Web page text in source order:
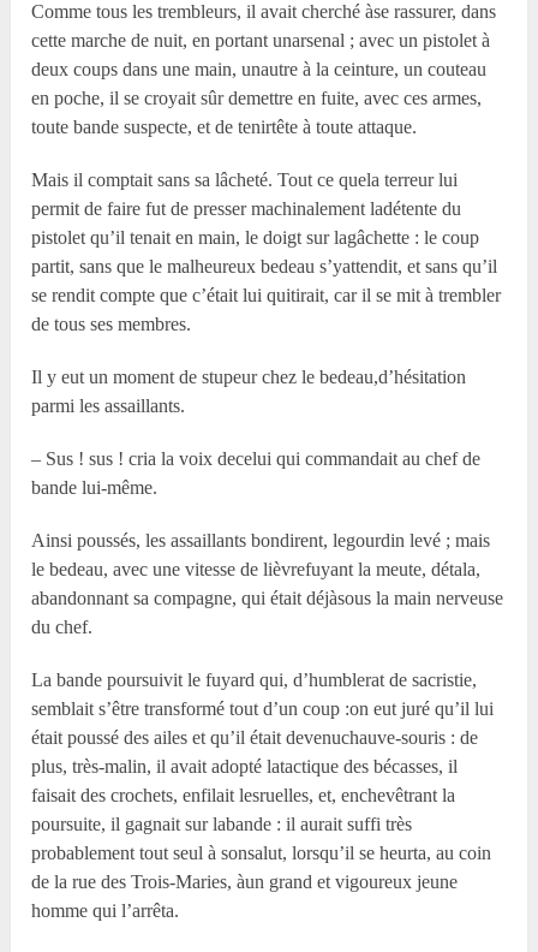
Comme tous les trembleurs, il avait cherché àse rassurer, dans
cette marche de nuit, en portant unarsenal ; avec un pistolet à
deux coups dans une main, unautre à la ceinture, un couteau
en poche, il se croyait sûr demettre en fuite, avec ces armes,
toute bande suspecte, et de tenirtête à toute attaque.
Mais il comptait sans sa lâcheté. Tout ce quela terreur lui
permit de faire fut de presser machinalement ladétente du
pistolet qu’il tenait en main, le doigt sur lagâchette : le coup
partit, sans que le malheureux bedeau s’yattendit, et sans qu’il
se rendit compte que c’était lui quitirait, car il se mit à trembler
de tous ses membres.
Il y eut un moment de stupeur chez le bedeau,d’hésitation
parmi les assaillants.
– Sus ! sus ! cria la voix decelui qui commandait au chef de
bande lui-même.
Ainsi poussés, les assaillants bondirent, legourdin levé ; mais
le bedeau, avec une vitesse de lièvrefuyant la meute, détala,
abandonnant sa compagne, qui était déjàsous la main nerveuse
du chef.
La bande poursuivit le fuyard qui, d’humblerat de sacristie,
semblait s’être transformé tout d’un coup :on eut juré qu’il lui
était poussé des ailes et qu’il était devenuchauve-souris : de
plus, très-malin, il avait adopté latactique des bécasses, il
faisait des crochets, enfilait lesruelles, et, enchevêtrant la
poursuite, il gagnait sur labande : il aurait suffi très
probablement tout seul à sonsalut, lorsqu’il se heurta, au coin
de la rue des Trois-Maries, àun grand et vigoureux jeune
homme qui l’arrêta.